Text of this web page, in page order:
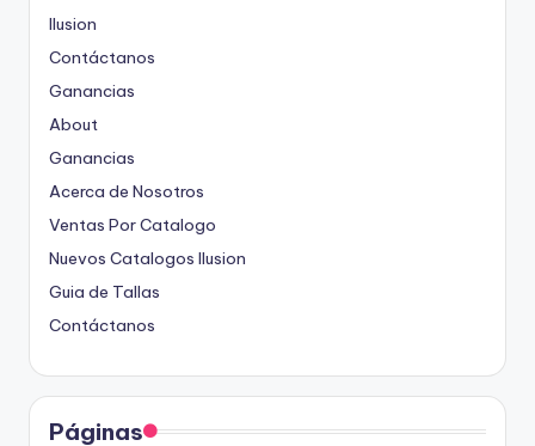
Ilusion
Contáctanos
Ganancias
About
Ganancias
Acerca de Nosotros
Ventas Por Catalogo
Nuevos Catalogos Ilusion
Guia de Tallas
Contáctanos
Páginas